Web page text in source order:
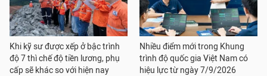
Khi kỹ sư được xếp ở bậc trình
độ 7 thì chế độ tiền lương, phụ
cấp sẽ khác so với hiện nay
Nhiều điểm mới trong Khung
trình độ quốc gia Việt Nam có
hiệu lực từ ngày 7/9/2026